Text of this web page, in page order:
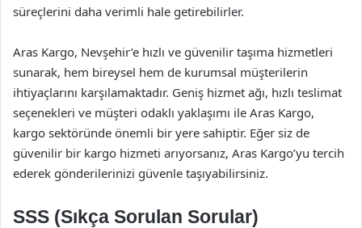
süreçlerini daha verimli hale getirebilirler.
Aras Kargo, Nevşehir’e hızlı ve güvenilir taşıma hizmetleri
sunarak, hem bireysel hem de kurumsal müşterilerin
ihtiyaçlarını karşılamaktadır. Geniş hizmet ağı, hızlı teslimat
seçenekleri ve müşteri odaklı yaklaşımı ile Aras Kargo,
kargo sektöründe önemli bir yere sahiptir. Eğer siz de
güvenilir bir kargo hizmeti arıyorsanız, Aras Kargo’yu tercih
ederek gönderilerinizi güvenle taşıyabilirsiniz.
SSS (Sıkça Sorulan Sorular)